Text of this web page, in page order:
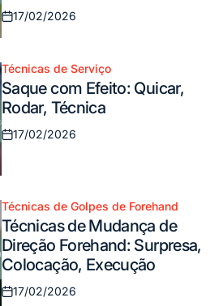
Posted
on
17/02/2026
Posted
in
Técnicas de Serviço
Saque com Efeito: Quicar,
Rodar, Técnica
Posted
17/02/2026
Posted
in
Técnicas de Golpes de Forehand
Técnicas de Mudança de
Direção Forehand: Surpresa,
Colocação, Execução
Posted
17/02/2026